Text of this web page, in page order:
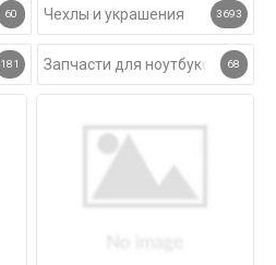
60 Чехлы и украшения 3693
181 Запчасти для ноутбуков 68